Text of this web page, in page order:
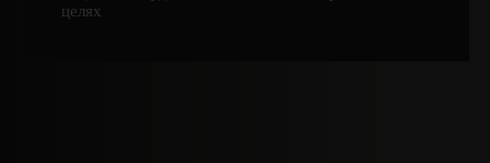
целях
целях